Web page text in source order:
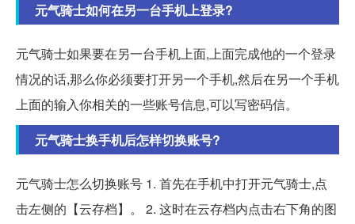
元气骑士如何在另一台手机上登录?
元气骑士如果要在另一台手机上面,上面完成他的一个登录
情况的话,那么你必须要打开另一个手机,然后在另一个手机
上面的输入你相关的一些账号信息,可以写密码信。
元气骑士换手机后怎样切换账号?
元气骑士怎么切换账号 1. 首先在手机中打开元气骑士,点
击左侧的【云存档】。 2. 这时在云存档内点击右下角的图